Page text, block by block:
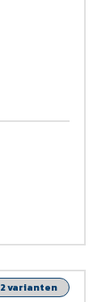
2 varianten